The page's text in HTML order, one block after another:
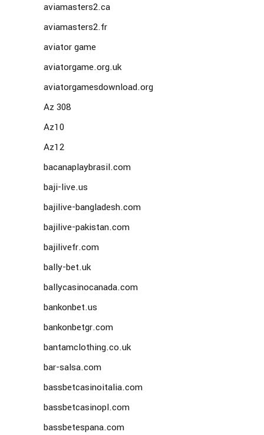
aviamasters2.ca
aviamasters2.fr
aviator game
aviatorgame.org.uk
aviatorgamesdownload.org
Az 308
Az10
Az12
bacanaplaybrasil.com
baji-live.us
bajilive-bangladesh.com
bajilive-pakistan.com
bajilivefr.com
bally-bet.uk
ballycasinocanada.com
bankonbet.us
bankonbetgr.com
bantamclothing.co.uk
bar-salsa.com
bassbetcasinoitalia.com
bassbetcasinopl.com
bassbetespana.com